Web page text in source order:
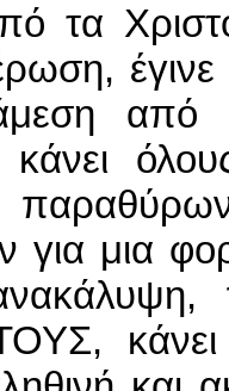
τα
από
για μια
κάνει